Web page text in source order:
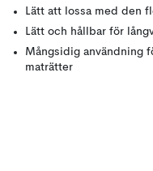
Lätt att lossa med den
Lätt och hållbar för
Mångsidig användning
maträtter